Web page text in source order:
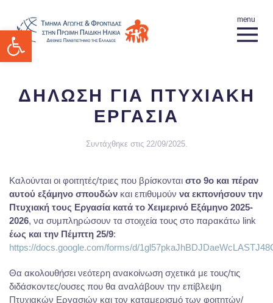
Ανοίξτε τη γραμμή εργαλείων
ΔΗΛΩΣΗ ΓΙΑ ΠΤΥΧΙΑΚΗ
ΕΡΓΑΣΙΑ
Συντάχθηκε στις 22/09/2025.
Καλούνται οι φοιτητές/τριες που βρίσκονται στο 9ο και πέραν
αυτού εξάμηνο σπουδών και επιθυμούν να εκπονήσουν την
Πτυχιακή τους Εργασία κατά το Χειμερινό Εξάμηνο 2025-
2026, να συμπληρώσουν τα στοιχεία τους στο παρακάτω link
έως και την Πέμπτη 25/9:
https://docs.google.com/forms/d/
Θα ακολουθήσει νεότερη ανακοίνωση σχετικά με τους/τις
διδάσκοντες/ουσες που θα αναλάβουν την επίβλεψη
Πτυχιακών Εργασιών και τον καταμερισμό των φοιτητών/